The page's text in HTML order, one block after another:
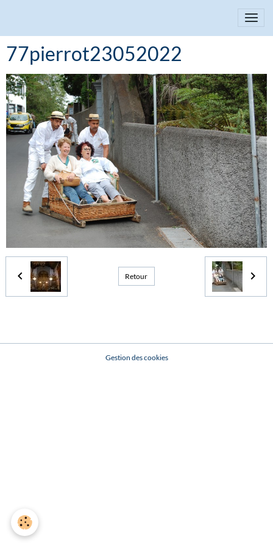
77pierrot23052022
Retour
Gestion des cookies